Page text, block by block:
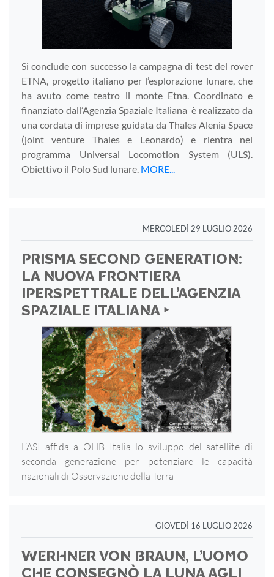
Si conclude con successo la campagna di test del rover
ETNA, progetto italiano per l’esplorazione lunare, che
ha avuto come teatro il monte Etna. Coordinato e
finanziato dall’Agenzia Spaziale Italiana è realizzato da
una cordata di imprese guidata da Thales Alenia Space
(joint venture Thales e Leonardo) e rientra nel
programma Universal Locomotion System (ULS).
Obiettivo il Polo Sud lunare. MORE...
MERCOLEDÌ 29 LUGLIO 2026
PRISMA SECOND GENERATION:
LA NUOVA FRONTIERA
IPERSPETTRALE DELL’AGENZIA
SPAZIALE ITALIANA ‣
L’ASI affida a OHB Italia lo sviluppo del satellite di
seconda generazione per potenziare le capacità
nazionali di Osservazione della Terra
GIOVEDÌ 16 LUGLIO 2026
WERHNER VON BRAUN, L’UOMO